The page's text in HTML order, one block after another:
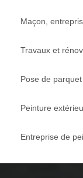
Maçon,
Travaux et
Pose de
Peinture
Entreprise de